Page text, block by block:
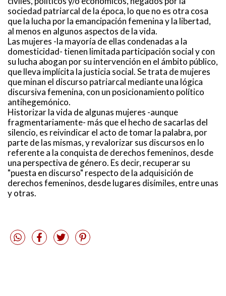
sociedad patriarcal de la época, lo que no es otra cosa
que la lucha por la emancipación femenina y la libertad,
al menos en algunos aspectos de la vida.
Las mujeres -la mayoría de ellas condenadas a la
domesticidad- tienen limitada participación social y con
su lucha abogan por su intervención en el ámbito público,
que lleva implícita la justicia social. Se trata de mujeres
que minan el discurso patriarcal mediante una lógica
discursiva femenina, con un posicionamiento político
antihegemónico.
Historizar la vida de algunas mujeres -aunque
fragmentariamente- más que el hecho de sacarlas del
silencio, es reivindicar el acto de tomar la palabra, por
parte de las mismas, y revalorizar sus discursos en lo
referente a la conquista de derechos femeninos, desde
una perspectiva de género. Es decir, recuperar su
"puesta en discurso" respecto de la adquisición de
derechos femeninos, desde lugares disímiles, entre unas
y otras.